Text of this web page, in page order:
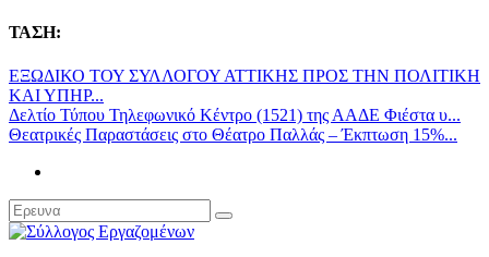
ΤΑΣΗ:
ΕΞΩΔΙΚΟ ΤΟΥ ΣΥΛΛΟΓΟΥ ΑΤΤΙΚΗΣ ΠΡΟΣ ΤΗΝ ΠΟΛΙΤΙΚΗ
ΚΑΙ ΥΠΗΡ...
Δελτίο Τύπου Τηλεφωνικό Κέντρο (1521) της ΑΑΔΕ Φιέστα υ...
Θεατρικές Παραστάσεις στο Θέατρο Παλλάς – Έκπτωση 15%...